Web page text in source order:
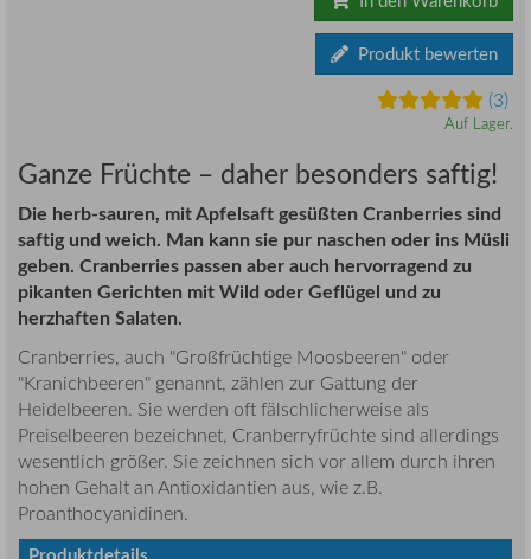
Produkt bewerten
(3)
Auf Lager.
Ganze Früchte – daher besonders saftig!
Die herb-sauren, mit Apfelsaft gesüßten Cranberries sind
saftig und weich. Man kann sie pur naschen oder ins Müsli
geben. Cranberries passen aber auch hervorragend zu
pikanten Gerichten mit Wild oder Geflügel und zu
herzhaften Salaten.
Cranberries, auch "Großfrüchtige Moosbeeren" oder
"Kranichbeeren" genannt, zählen zur Gattung der
Heidelbeeren. Sie werden oft fälschlicherweise als
Preiselbeeren bezeichnet, Cranberryfrüchte sind allerdings
wesentlich größer. Sie zeichnen sich vor allem durch ihren
hohen Gehalt an Antioxidantien aus, wie z.B.
Proanthocyanidinen.